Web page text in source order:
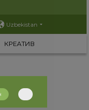
Uzbekistan
КРЕАТИВ